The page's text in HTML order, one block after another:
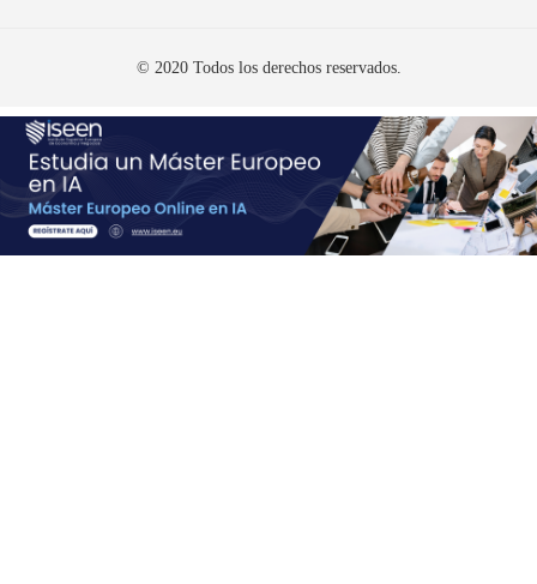
© 2020 Todos los derechos reservados.